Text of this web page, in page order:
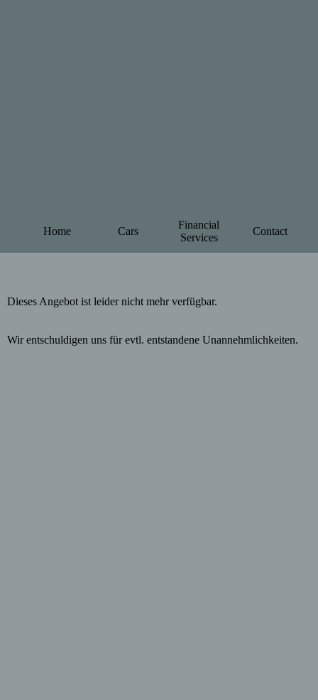
Home Cars
Financial
Services
Contact
Dieses Angebot ist leider nicht mehr verfügbar.
Wir entschuldigen uns für evtl. entstandene Unannehmlichkeiten.